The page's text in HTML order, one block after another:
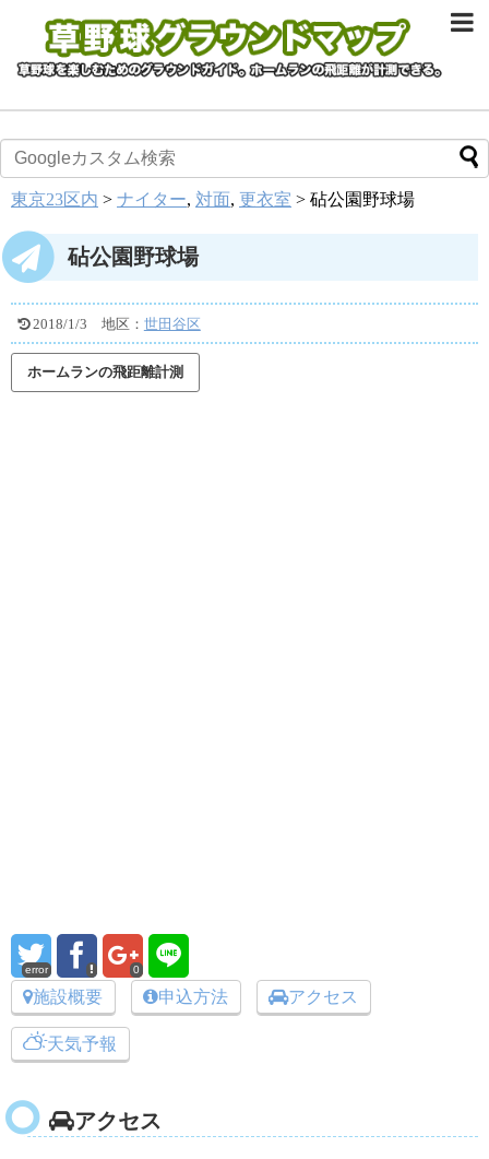
東京23区内 > ナイター, 対面, 更衣室 > 砧公園野球場
砧公園野球場
2018/1/3 地区： 世田谷区
error 0
施設概要 申込方法 アクセス
天気予報
アクセス